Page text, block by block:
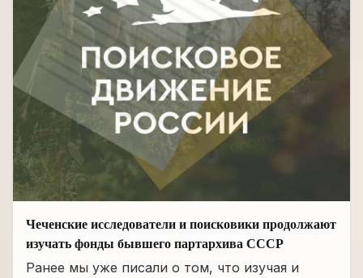
Чеченские исследователи и поисковики продолжают
изучать фонды бывшего партархива СССР
Ранее мы уже писали о том, что изучая и